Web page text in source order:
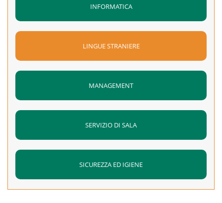
INFORMATICA
LINGUE STRANIERE
MANAGEMENT
SERVIZIO DI SALA
SICUREZZA ED IGIENE